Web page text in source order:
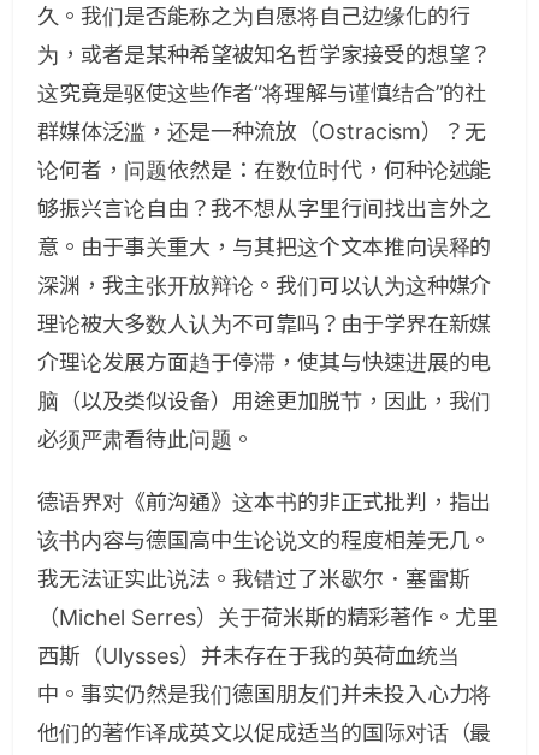
久。我们是否能称之为自愿将自己边缘化的行
为，或者是某种希望被知名哲学家接受的想望？
这究竟是驱使这些作者“将理解与谨慎结合”的社
群媒体泛滥，还是一种流放（Ostracism）？无
论何者，问题依然是：在数位时代，何种论述能
够振兴言论自由？我不想从字里行间找出言外之
意。由于事关重大，与其把这个文本推向误释的
深渊，我主张开放辩论。我们可以认为这种媒介
理论被大多数人认为不可靠吗？由于学界在新媒
介理论发展方面趋于停滞，使其与快速进展的电
脑（以及类似设备）用途更加脱节，因此，我们
必须严肃看待此问题。
德语界对《前沟通》这本书的非正式批判，指出
该书内容与德国高中生论说文的程度相差无几。
我无法证实此说法。我错过了米歇尔．塞雷斯
（Michel Serres）关于荷米斯的精彩著作。尤里
西斯（Ulysses）并未存在于我的英荷血统当
中。事实仍然是我们德国朋友们并未投入心力将
他们的著作译成英文以促成适当的国际对话（最